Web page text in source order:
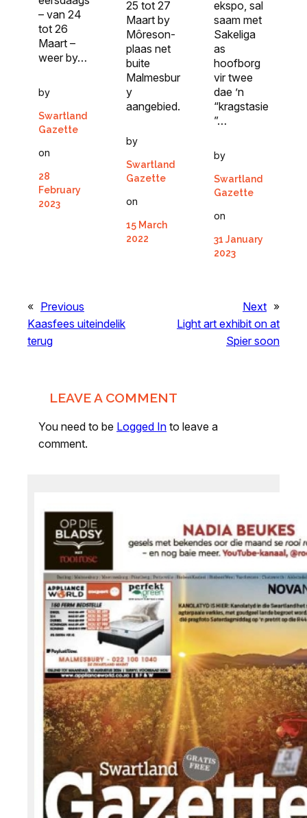
– van 24
tot 26
Maart –
weer by…
by
Swartland
Gazette
on
28
February
2023
25 tot 27
Maart by
Môreson-
plaas net
buite
Malmesbur
y
aangebied.
by
Swartland
Gazette
on
15 March
2022
ekspo, sal
saam met
Sakeliga
as
hoofborg
vir twee
dae ’n
“kragstasie
”…
by
Swartland
Gazette
on
31 January
2023
« Previous
Kaasfees uiteindelik
terug
Next »
Light art exhibit on at
Spier soon
LEAVE A COMMENT
You need to be Logged In to leave a
comment.